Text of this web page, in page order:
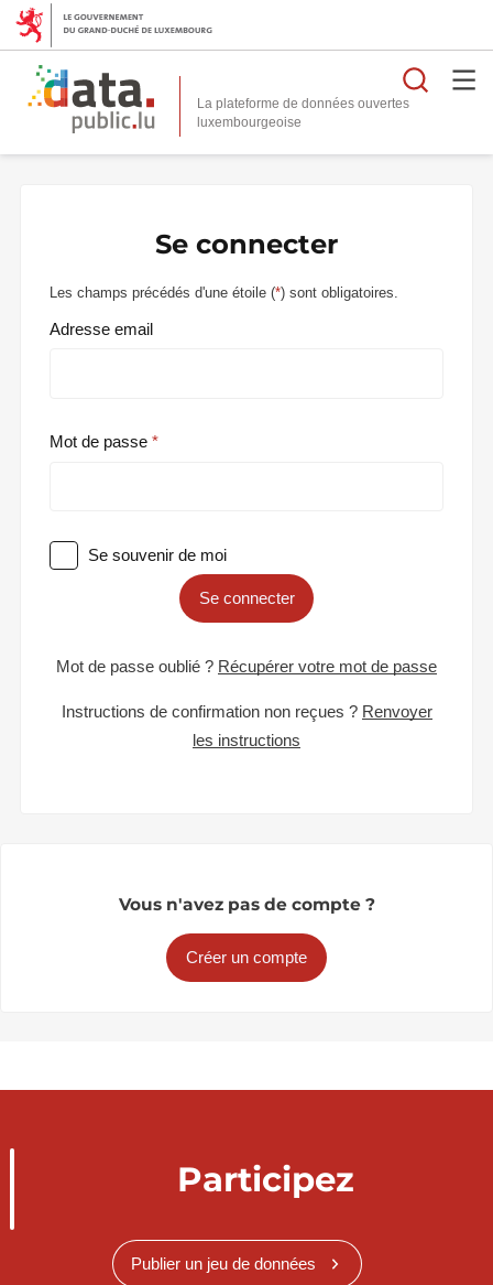
La plateforme de données ouvertes
Se connecter
Les champs précédés d'une étoile (*) sont obligatoires.
Adresse email
Mot de passe
Se souvenir de moi
Se connecter
Mot de passe oublié ? Récupérer votre mot de passe
Instructions de confirmation non reçues ? Renvoyer
les instructions
Vous n'avez pas de compte ?
Créer un compte
Participez
Publier un jeu de données